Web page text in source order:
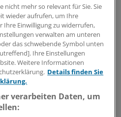
Carsten Kühl (SPD)
noch solche Betroffenen zu
der vorangegangenen
liegt diese Grenze dem
bei fünf Jahren.(dpa)
nicht mehr so relevant für Sie. Sie
wieder aufrufen, um Ihre
Ihre Einwilligung zu widerrufen,
verwalten am unteren
das schwebende Symbol unten
Ihre Einstellungen
Weitere Informationen
Details finden Sie
verarbeiten Daten, um